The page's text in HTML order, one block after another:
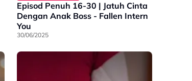
Episod Penuh 16-30 | Jatuh Cinta
Dengan Anak Boss - Fallen Intern
You
30/06/2025